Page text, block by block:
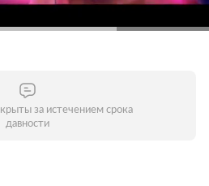
за истечением срока
давности